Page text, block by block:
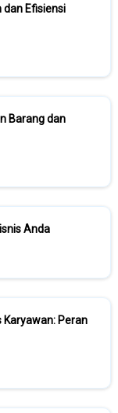
dan Efisiensi
Barang dan
Anda
Peran